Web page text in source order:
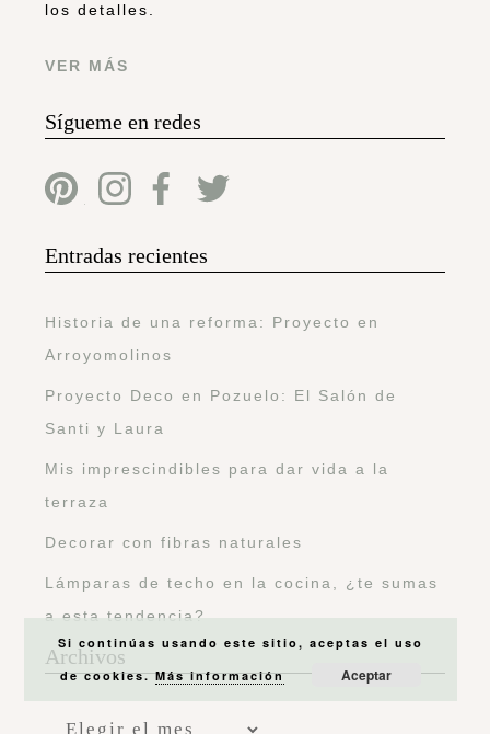
los detalles.
VER MÁS
Sígueme en redes
Entradas recientes
Historia de una reforma: Proyecto en
Arroyomolinos
Proyecto Deco en Pozuelo: El Salón de
Santi y Laura
Mis imprescindibles para dar vida a la
terraza
Decorar con fibras naturales
Lámparas de techo en la cocina, ¿te sumas
a esta tendencia?
Archivos
Si continúas usando este sitio, aceptas el uso
de cookies.Más información Aceptar